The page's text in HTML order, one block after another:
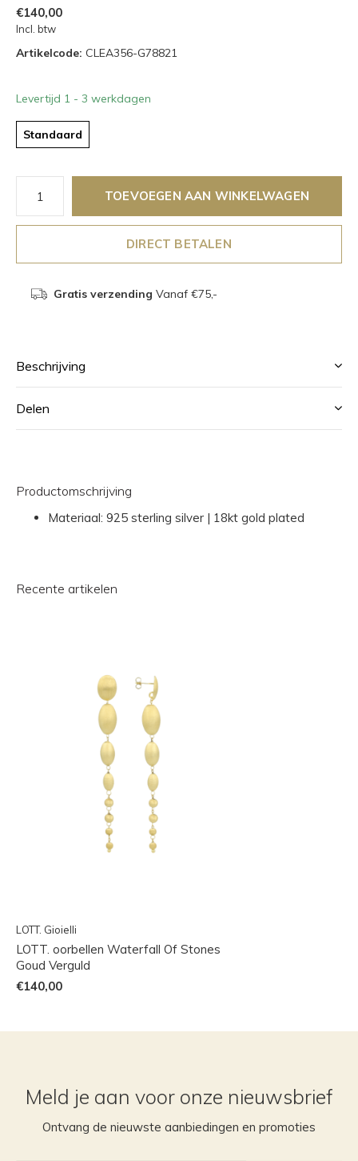
€140,00
Incl. btw
Artikelcode: CLEA356-G78821
Levertijd 1 - 3 werkdagen
Standaard
TOEVOEGEN AAN WINKELWAGEN
DIRECT BETALEN
Gratis verzending Vanaf €75,-
Beschrijving
Delen
Productomschrijving
Materiaal: 925 sterling silver | 18kt gold plated
Recente artikelen
LOTT. Gioielli
LOTT. oorbellen Waterfall Of Stones
Goud Verguld
€140,00
Meld je aan voor onze nieuwsbrief
Ontvang de nieuwste aanbiedingen en promoties